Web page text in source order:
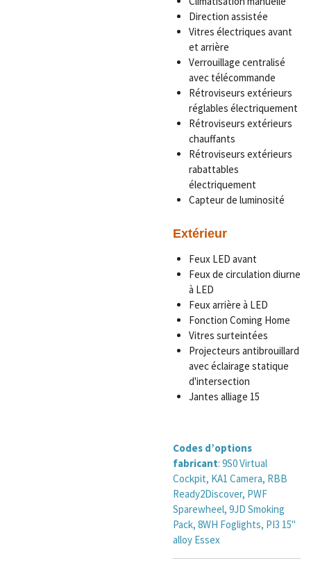
Direction assistée
Vitres électriques avant
et arrière
Verrouillage centralisé
avec télécommande
Rétroviseurs extérieurs
réglables électriquement
Rétroviseurs extérieurs
chauffants
Rétroviseurs extérieurs
rabattables
électriquement
Capteur de luminosité
Extérieur
Feux LED avant
Feux de circulation diurne
à LED
Feux arrière à LED
Fonction Coming Home
Vitres surteintées
Projecteurs antibrouillard
avec éclairage statique
d'intersection
Jantes alliage 15
Codes d’options
fabricant: 9S0 Virtual
Cockpit, KA1 Camera, RBB
Ready2Discover, PWF
Sparewheel, 9JD Smoking
Pack, 8WH Foglights, PI3 15"
alloy Essex